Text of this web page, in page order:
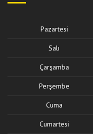
Pazartesi
Salı
Çarşamba
Perşembe
Cuma
Cumartesi